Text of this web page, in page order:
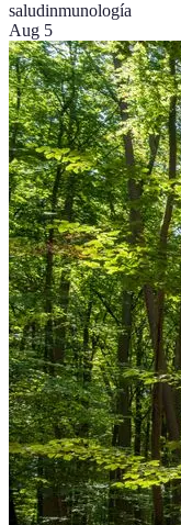
saludinmunología
Aug 5